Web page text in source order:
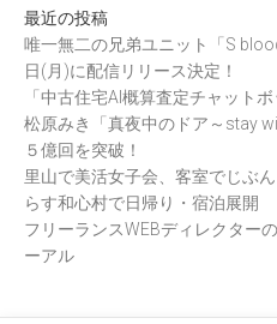
最近の投稿
唯一無二の兄弟ユニット「S
日(月)に配信リリース決定！
「中古住宅AI概算査定チャット
松原みき「真夜中のドア～stay
５億回を突破！
里山で美活女子会、客室でじぶ
らす和心村で日帰り・宿泊展開
フリーランスWEBディレクター
ーアル